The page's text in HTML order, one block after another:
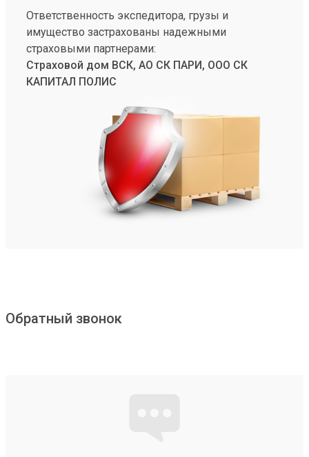
Ответственность экспедитора, грузы и
имущество застрахованы надежными
страховыми партнерами:
Страховой дом ВСК, АО СК ПАРИ, ООО СК
КАПИТАЛ ПОЛИС
Обратный звонок